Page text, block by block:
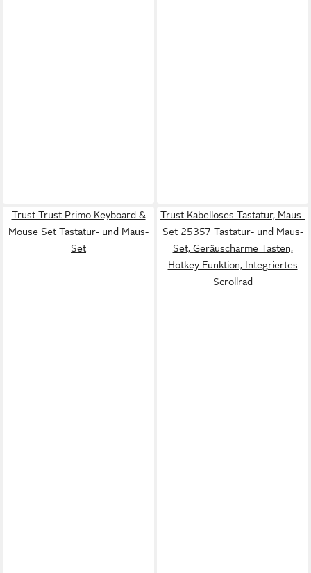
Trust Trust Primo Keyboard &
Mouse Set Tastatur- und Maus-
Set
Trust Kabelloses Tastatur, Maus-
Set 25357 Tastatur- und Maus-
Set, Geräuscharme Tasten,
Hotkey Funktion, Integriertes
Scrollrad